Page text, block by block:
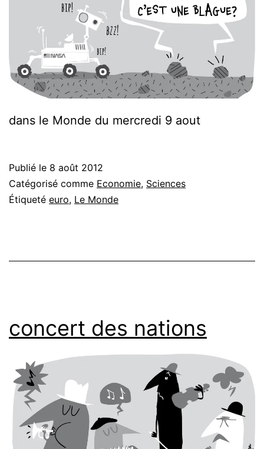
dans le Monde du mercredi 9 aout
Publié le 8 août 2012
Catégorisé comme Economie, Sciences
Étiqueté euro, Le Monde
concert des nations